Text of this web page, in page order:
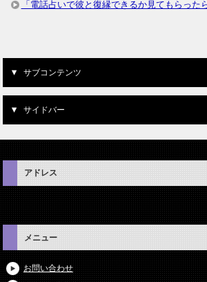
「電話占いで彼と復縁できるか見てもらった
サブコンテンツ
サイドバー
アドレス
メニュー
お問い合わせ